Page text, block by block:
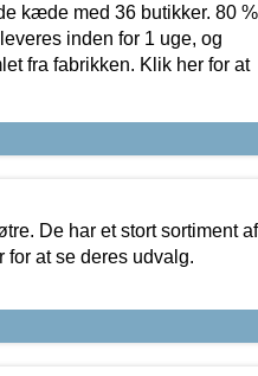
kæde med 36 butikker. 80 %
inden for 1 uge, og
fra fabrikken. Klik her for at
De har et stort sortiment af
at se deres udvalg.